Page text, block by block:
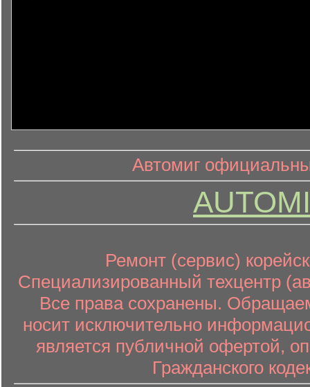
информационный контент
Автомиг
Ремонт (сервис)
Специализированный техцентр
Все права сохранены.
носит исключительно
является публичной офертой,
Гражданского